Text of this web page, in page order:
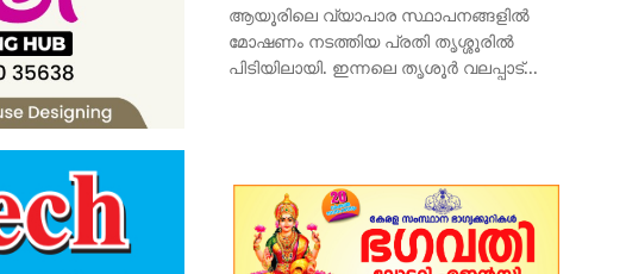
ആയൂരിലെ വ്യാപാര സ്ഥാപനങ്ങളിൽ
മോഷണം നടത്തിയ പ്രതി തൃശ്ശൂരിൽ
പിടിയിലായി. ഇന്നലെ തൃശൂർ വലപ്പാട്...